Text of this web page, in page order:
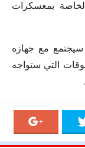
بمعسكرات
سيجتمع مع جهازه
التي ستواجه